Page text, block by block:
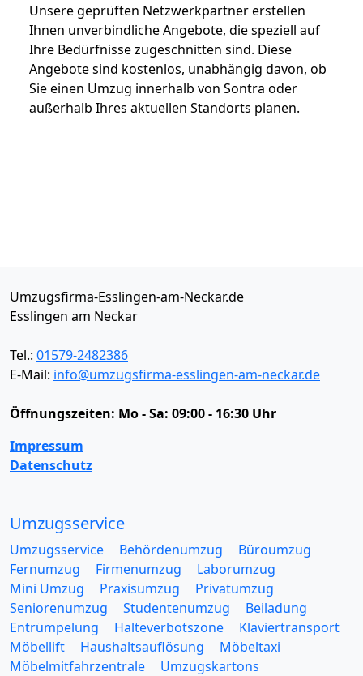
Unsere geprüften Netzwerkpartner erstellen
Ihnen unverbindliche Angebote, die speziell auf
Ihre Bedürfnisse zugeschnitten sind. Diese
Angebote sind kostenlos, unabhängig davon, ob
Sie einen Umzug innerhalb von Sontra oder
außerhalb Ihres aktuellen Standorts planen.
Umzugsfirma-Esslingen-am-Neckar.de
Esslingen am Neckar
Tel.: 01579-2482386
E-Mail: info@umzugsfirma-esslingen-am-neckar.de
Öffnungszeiten: Mo - Sa: 09:00 - 16:30 Uhr
Impressum
Datenschutz
Umzugsservice
Umzugsservice Behördenumzug
Büroumzug
Fernumzug
Firmenumzug
Laborumzug
Mini Umzug
Praxisumzug
Privatumzug
Seniorenumzug
Studentenumzug
Beiladung
Entrümpelung
Halteverbotszone
Klaviertransport
Möbellift
Haushaltsauflösung
Möbeltaxi
Möbelmitfahrzentrale
Umzugskartons